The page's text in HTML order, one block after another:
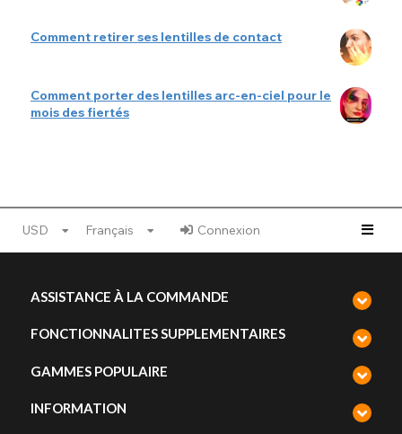
Comment retirer ses lentilles de contact
Comment porter des lentilles arc-en-ciel pour le
mois des fiertés
USD Français Connexion
ASSISTANCE À LA COMMANDE
FONCTIONNALITES SUPPLEMENTAIRES
GAMMES POPULAIRE
INFORMATION